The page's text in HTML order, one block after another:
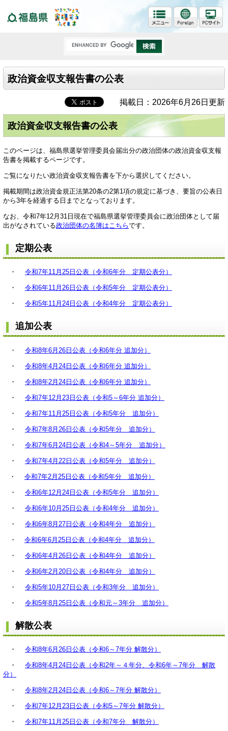
政治資金収支報告書の公表
掲載日：2026年6月26日更新
政治資金収支報告書の公表
このページは、福島県選挙管理委員会届出分の政治団体の政治資金収支報
告書を掲載するページです。
ご覧になりたい政治資金収支報告書を下から選択してください。
掲載期間は政治資金規正法第20条の2第1項の規定に基づき、要旨の公表日
から3年を経過する日までとなっております。
なお、令和7年12月31日現在で福島県選挙管理委員会に政治団体として届
出がなされている政治団体の名簿はこちらです。
定期公表
・ 令和7年11月25日公表（令和6年分 定期公表分）
・ 令和6年11月26日公表（令和5年分 定期公表分）
・ 令和5年11月24日公表（令和4年分 定期公表分）
追加公表
・ 令和8年6月26日公表（令和6年分 追加分）
・ 令和8年4月24日公表（令和6年分 追加分）
・ 令和8年2月24日公表（令和6年分 追加分）
・ 令和7年12月23日公表（令和5～6年分 追加分）
・ 令和7年11月25日公表（令和5年分 追加分）
・ 令和7年8月26日公表（令和5年分 追加分）
・ 令和7年6月24日公表（令和4～5年分 追加分）
・ 令和7年4月22日公表（令和5年分 追加分）
・ 令和7年2月25日公表（令和5年分 追加分）
・ 令和6年12月24日公表（令和5年分 追加分）
・ 令和6年10月25日公表（令和4年分 追加分）
・ 令和6年8月27日公表（令和4年分 追加分）
・ 令和6年6月25日公表（令和4年分 追加分）
・ 令和6年4月26日公表（令和4年分 追加分）
・ 令和6年2月20日公表（令和4年分 追加分）
・ 令和5年10月27日公表（令和3年分 追加分）
・ 令和5年8月25日公表（令和元～3年分 追加分）
解散公表
・ 令和8年6月26日公表（令和6～7年分 解散分）
・ 令和8年4月24日公表（令和2年～４年分、令和6年～7年分 解散
分）
・ 令和8年2月24日公表（令和6～7年分 解散分）
・ 令和7年12月23日公表（令和5～7年分 解散分）
・ 令和7年11月25日公表（令和7年分 解散分）